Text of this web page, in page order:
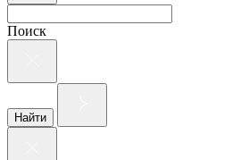
Поиск
Найти